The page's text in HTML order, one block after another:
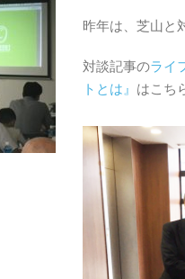
昨年は、芝山と
対談記事のライ
トとは』 はこち